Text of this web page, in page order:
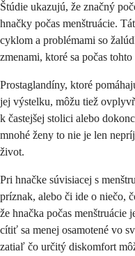
Štúdie ukazujú, že značný
hnačky počas menštruácie.
cyklom a problémami so
zmenami, ktoré sa počas
Prostaglandíny, ktoré
jej výstelku, môžu tiež
k častejšej stolici alebo
mnohé ženy to nie je len
život.
Pri hnačke súvisiacej s
príznak, alebo či ide o niečo,
že hnačka počas menštruácie
cítiť sa menej osamotené vo
zatiaľ čo určitý diskomfort